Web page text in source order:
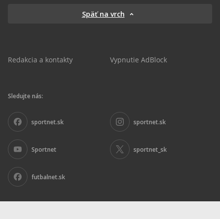
Späť na vrch
Redakcia a kontakty Vypnutie AdBlock
Sledujte nás:
sportnet.sk sportnet.sk
Sportnet sportnet_sk
futbalnet.sk